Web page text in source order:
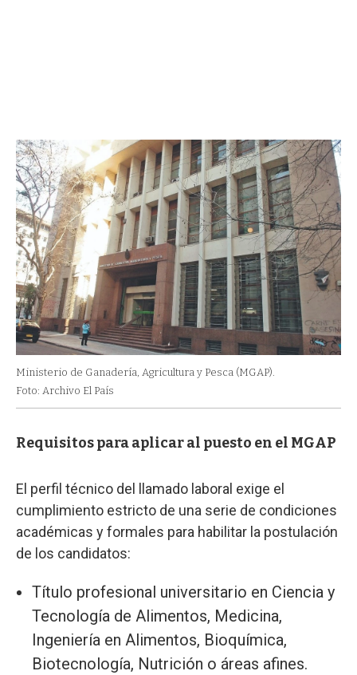
Ministerio de Ganadería, Agricultura y Pesca (MGAP).
Foto: Archivo El País
Requisitos para aplicar al puesto en el MGAP
El perfil técnico del llamado laboral exige el
cumplimiento estricto de una serie de condiciones
académicas y formales para habilitar la postulación
de los candidatos:
Título profesional universitario en Ciencia y
Tecnología de Alimentos, Medicina,
Ingeniería en Alimentos, Bioquímica,
Biotecnología, Nutrición o áreas afines.